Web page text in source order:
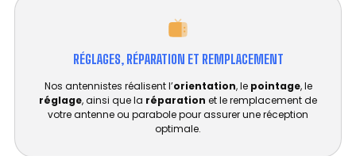
RÉGLAGES, RÉPARATION ET REMPLACEMENT​
Nos antennistes réalisent l’orientation, le pointage, le
réglage, ainsi que la réparation et le remplacement de
votre antenne ou parabole pour assurer une réception
optimale.